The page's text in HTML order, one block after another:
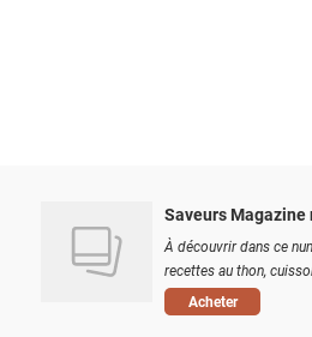
Saveurs Magazine
À découvrir dans ce
recettes au thon,
Acheter